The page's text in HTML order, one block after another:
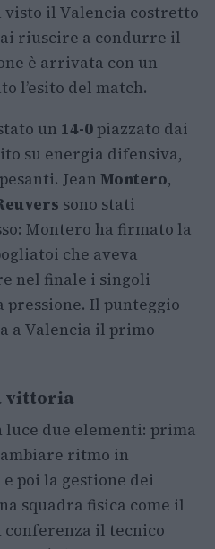
il Valencia costretto
riuscire a condurre il
è arrivata con un
l’esito del match.
un 14-0piazzato dai
su energia difensiva,
Jean Montero,
sono stati
Montero ha firmato la
che aveva
nel finale i singoli
pressione. Il punteggio
a Valencia il primo
vittoria
luce due elementi: prima
ritmo in
poi la gestione dei
squadra fisica come il
conferenza il tecnico